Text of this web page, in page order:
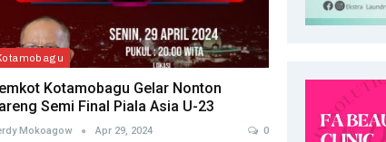
Kotamobagu Gelar Nonton
Semi Final Piala Asia U-23
Mokoagow Apr 29, 2024 0